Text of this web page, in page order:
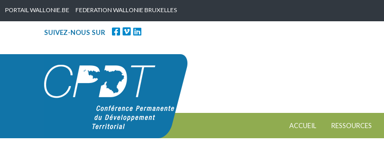
PORTAIL WALLONIE.BE FEDERATION WALLONIE BRUXELLES
SUIVEZ-NOUS SUR
ACCUEIL RESSOURCES